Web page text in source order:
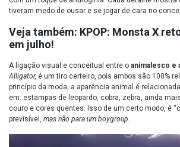
tiveram medo de ousar e se jogar de cara no
Veja também: KPOP: Monsta X
em julho!
A ligação visual e conceitual entre o animalesco e
Alligator, é um tiro certeiro, pois ambos são 100%
princípio da moda, a aparência animal é
em: estampas de leopardo, cobra, zebra, ainda
couro e cores quentes. Isso de um certo modo, é
previsível, mas não para um boygroup.